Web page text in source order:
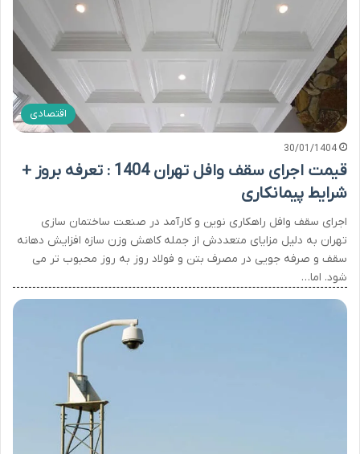
اقتصادی
30/01/1404
قیمت اجرای سقف وافل تهران 1404 : تعرفه بروز +
شرایط پیمانکاری
اجرای سقف وافل راهکاری نوین و کارآمد در صنعت ساختمان سازی
تهران به دلیل مزایای متعددش از جمله کاهش وزن سازه افزایش دهانه
سقف و صرفه جویی در مصرف بتن و فولاد روز به روز محبوب تر می
شود. اما…